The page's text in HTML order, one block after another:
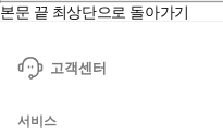
본문 끝 최상단으로 돌아가기
고객센터
서비스